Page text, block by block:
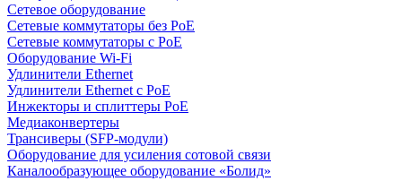
Сетевое оборудование
Сетевые коммутаторы без PoE
Сетевые коммутаторы с PoE
Оборудование Wi-Fi
Удлинители Ethernet
Удлинители Ethernet с PoE
Инжекторы и сплиттеры PoE
Медиаконвертеры
Трансиверы (SFP-модули)
Оборудование для усиления сотовой связи
Каналообразующее оборудование «Болид»